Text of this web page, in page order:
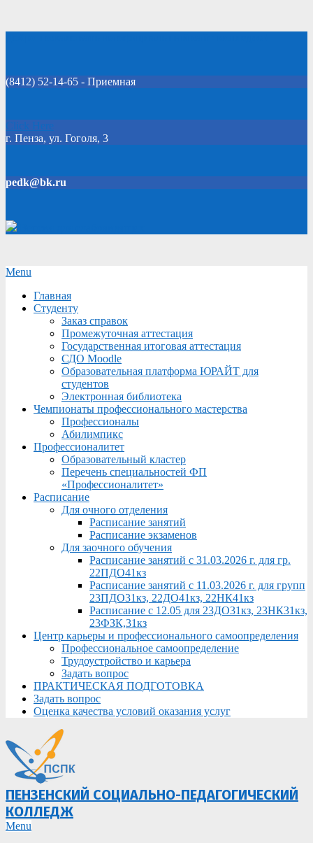
(8412) 52-14-65 - Приемная
Click Here
г. Пенза, ул. Гоголя, 3
pedk@bk.ru
Secondary
Menu
Menu
Главная
Студенту
Заказ справок
Промежуточная аттестация
Государственная итоговая аттестация
СДО Moodle
Образовательная платформа ЮРАЙТ для
студентов
Электронная библиотека
Чемпионаты профессионального мастерства
Профессионалы
Абилимпикс
Профессионалитет
Образовательный кластер
Перечень специальностей ФП
«Профессионалитет»
Расписание
Для очного отделения
Расписание занятий
Расписание экзаменов
Для заочного обучения
Расписание занятий с 31.03.2026 г. для гр.
22ПДО41кз
Расписание занятий с 11.03.2026 г. для групп
23ПДО31кз, 22ДО41кз, 22НК41кз
Расписание с 12.05 для 23ДО31кз, 23НК31кз,
23ФЗК,31кз
Центр карьеры и профессионального самоопределения
Профессиональное самоопределение
Трудоустройство и карьера
Задать вопрос
ПРАКТИЧЕСКАЯ ПОДГОТОВКА
Задать вопрос
Оценка качества условий оказания услуг
ПЕНЗЕНСКИЙ СОЦИАЛЬНО-ПЕДАГОГИЧЕСКИЙ
КОЛЛЕДЖ
Primary
Menu